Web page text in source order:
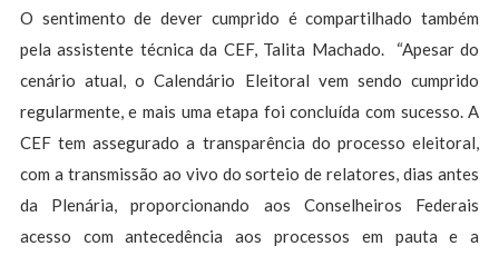
O sentimento de dever cumprido é compartilhado também
pela assistente técnica da CEF, Talita Machado. “Apesar do
cenário atual, o Calendário Eleitoral vem sendo cumprido
regularmente, e mais uma etapa foi concluída com sucesso. A
CEF tem assegurado a transparência do processo eleitoral,
com a transmissão ao vivo do sorteio de relatores, dias antes
da Plenária, proporcionando aos Conselheiros Federais
acesso com antecedência aos processos em pauta e a